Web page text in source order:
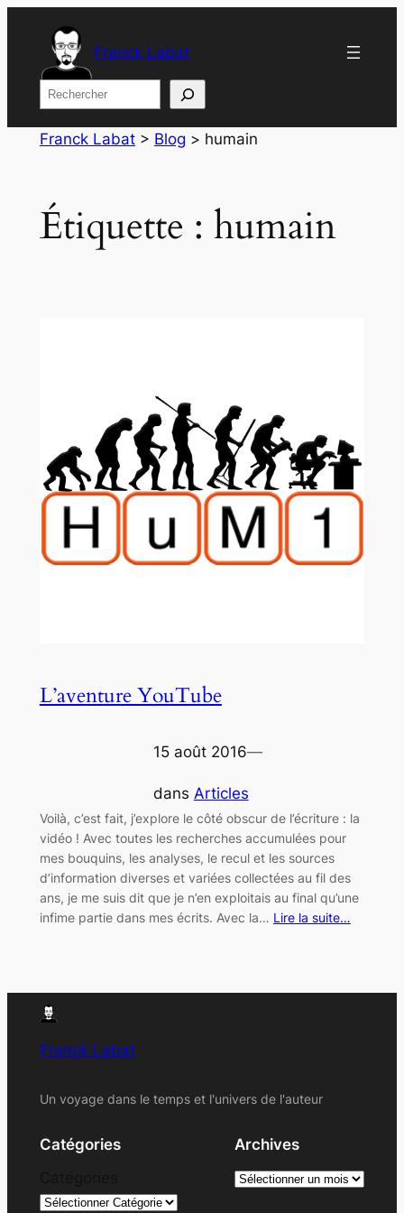
contenu
Franck Labat
Rechercher
Franck Labat> Blog > humain
Étiquette : humain
L’aventure YouTube
15 août 2016—
dans Articles
Voilà, c’est fait, j’explore le côté obscur de l’écriture : la
vidéo ! Avec toutes les recherches accumulées pour
mes bouquins, les analyses, le recul et les sources
d’information diverses et variées collectées au fil des
ans, je me suis dit que je n’en exploitais au final qu’une
infime partie dans mes écrits. Avec la… Lire la suite…
Franck Labat
Un voyage dans le temps et l'univers de l'auteur
Catégories
Archives
A